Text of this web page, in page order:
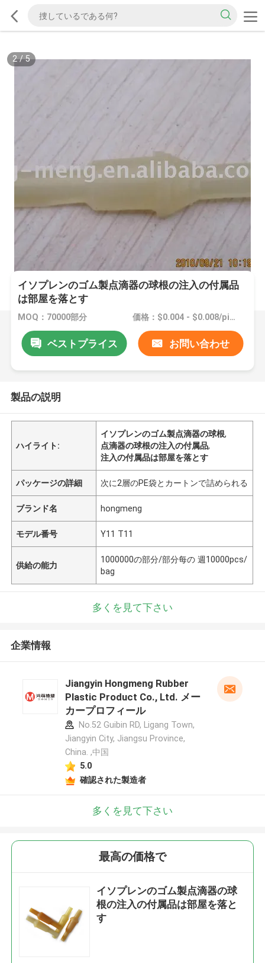
2/5
イソプレンのゴム製点滴器の球根の注入の付属品
は部屋を落とす
MOQ：70000部分 価格：$0.004 - $0.008/pieces
ベストプライス お問い合わせ
製品の説明
ハイライト:
イソプレンのゴム製点滴器の球根,
点滴器の球根の注入の付属品,
注入の付属品は部屋を落とす
パッケージの詳細 次に2層のPE袋とカートンで詰められる
ブランド名 hongmeng
モデル番号 Y11 T11
供給の能力
1000000の部分/部分每の 週10000pcs/
bag
多くを見て下さい
企業情報
Jiangyin Hongmeng Rubber
Plastic Product Co., Ltd. メー
カープロフィール
No.52 Guibin RD, Ligang Town,
Jiangyin City, Jiangsu Province,
China. ,中国
5.0
確認された製造者
多くを見て下さい
最高の価格で
イソプレンのゴム製点滴器の球
根の注入の付属品は部屋を落と
す